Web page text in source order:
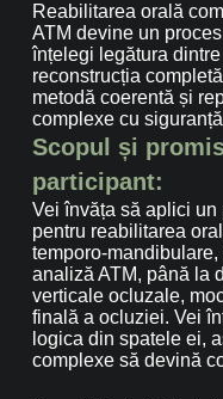
Reabilitarea orală
ATM devine un
înțelegi legătura
reconstrucția
metodă coerentă și
complexe cu
Scopul și
participant:
Vei învăța să aplici
pentru reabilitarea
temporo-
analiză ATM, până la
verticale ocluzale,
finală a ocluziei. Vei
logica din spatele ei,
complexe să devină